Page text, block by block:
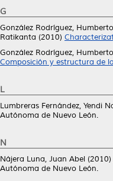
G
González Rodríguez, Humberto
Ratikanta (2010)
González Rodríguez, Humberto
Composición y estructura de
L
Lumbreras Fernández, Yendi
Autónoma de Nuevo León.
N
Nájera Luna, Juan Abel (2010)
Autónoma de Nuevo León.